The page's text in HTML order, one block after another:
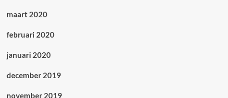
maart 2020
februari 2020
januari 2020
december 2019
november 2019